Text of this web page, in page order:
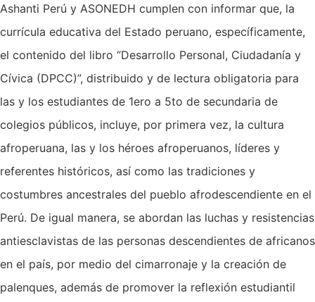
Ashanti Perú y ASONEDH cumplen con informar que, la
currícula educativa del Estado peruano, específicamente,
el contenido del libro “Desarrollo Personal, Ciudadanía y
Cívica (DPCC)”, distribuido y de lectura obligatoria para
las y los estudiantes de 1ero a 5to de secundaria de
colegios públicos, incluye, por primera vez, la cultura
afroperuana, las y los héroes afroperuanos, líderes y
referentes históricos, así como las tradiciones y
costumbres ancestrales del pueblo afrodescendiente en el
Perú. De igual manera, se abordan las luchas y resistencias
antiesclavistas de las personas descendientes de africanos
en el país, por medio del cimarronaje y la creación de
palenques, además de promover la reflexión estudiantil